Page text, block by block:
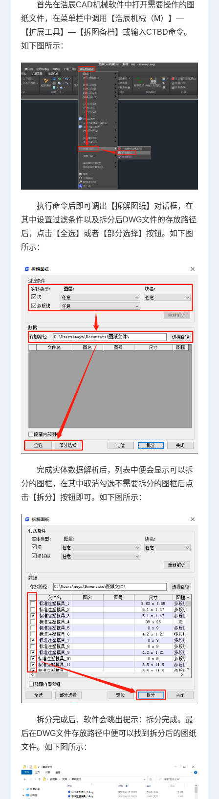
首先在浩辰CAD机械软件中打开需要操作的图
纸文件，在菜单栏中调用【浩辰机械（M）】—
【扩展工具】—【拆图备档】或输入CTBD命令。
如下图所示：
执行命令后即可调出【拆解图纸】对话框，在
其中设置过滤条件以及拆分后DWG文件的存放路径
后，点击【全选】或者【部分选择】按钮。如下图
所示：
完成实体数据解析后，列表中便会显示可以拆
分的图框，在其中取消勾选不需要拆分的图框后点
击【拆分】按钮即可。如下图所示：
拆分完成后，软件会跳出提示：拆分完成。最
后在DWG文件存放路径中便可以找到拆分后的图纸
文件。如下图所示：